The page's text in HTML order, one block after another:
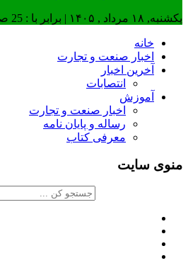
یکشنبه, ۱۸ مرداد , ۱۴۰۵ | برابر با : 25 صفر 1448
خانه
اخبار صنعت و تجارت
آخرین اخبار
انتصابات
آموزش
اخبار صنعت و تجارت
رساله و پایان نامه
معرفی کتاب
منوی سایت